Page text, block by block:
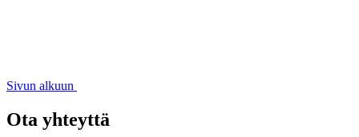
Sivun alkuun
Ota yhteyttä